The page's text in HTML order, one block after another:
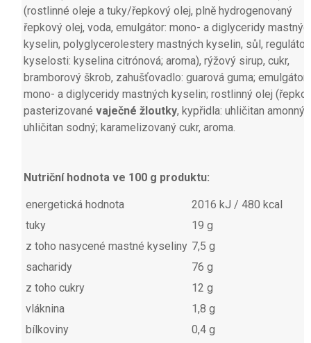
(rostlinné oleje a tuky/řepkový olej, plně hydrogenovaný
řepkový olej, voda, emulgátor: mono- a diglyceridy
kyselin, polyglycerolestery mastných kyselin, sůl, regulátor
kyselosti: kyselina citrónová; aroma), rýžový sirup, cukr,
bramborový škrob, zahušťovadlo: guarová guma;
mono- a diglyceridy mastných kyselin; rostlinný olej
pasterizované vaječné žloutky, kypřidla: uhličitan amonný,
uhličitan sodný; karamelizovaný cukr, aroma.
Nutriční hodnota ve 100 g produktu:
energetická hodnota
2016 kJ / 480 kcal
tuky
19 g
z toho nasycené mastné kyseliny 7,5 g
sacharidy
76 g
z toho cukry
12 g
vláknina
1,8 g
bílkoviny
0,4 g